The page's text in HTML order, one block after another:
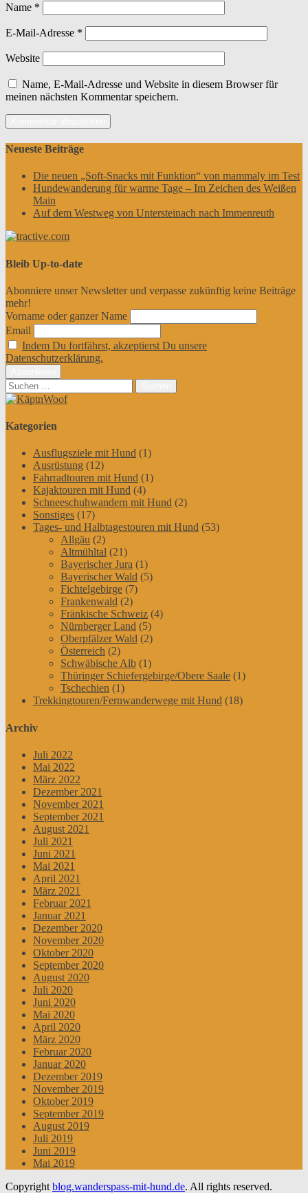
Name *
E-Mail-Adresse *
Website
Name, E-Mail-Adresse und Website in diesem Browser für
meinen nächsten Kommentar speichern.
Neueste Beiträge
Die neuen „Soft-Snacks mit Funktion“ von mammaly im Test
Hundewanderung für warme Tage – Im Zeichen des Weißen
Main
Auf dem Westweg von Untersteinach nach Immenreuth
Bleib Up-to-date
Abonniere unser Newsletter und verpasse zukünftig keine Beiträge
mehr!
Vorname oder ganzer Name
Email
Indem Du fortfährst, akzeptierst Du unsere
Datenschutzerklärung.
Suchen
nach:
Kategorien
Ausflugsziele mit Hund (1)
Ausrüstung (12)
Fahrradtouren mit Hund (1)
Kajaktouren mit Hund (4)
Schneeschuhwandern mit Hund (2)
Sonstiges (17)
Tages- und Halbtagestouren mit Hund (53)
Allgäu (2)
Altmühltal (21)
Bayerischer Jura (1)
Bayerischer Wald (5)
Fichtelgebirge (7)
Frankenwald (2)
Fränkische Schweiz (4)
Nürnberger Land (5)
Oberpfälzer Wald (2)
Österreich (2)
Schwäbische Alb (1)
Thüringer Schiefergebirge/Obere Saale (1)
Tschechien (1)
Trekkingtouren/Fernwanderwege mit Hund (18)
Archiv
Juli 2022
Mai 2022
März 2022
Dezember 2021
November 2021
September 2021
August 2021
Juli 2021
Juni 2021
Mai 2021
April 2021
März 2021
Februar 2021
Januar 2021
Dezember 2020
November 2020
Oktober 2020
September 2020
August 2020
Juli 2020
Juni 2020
Mai 2020
April 2020
März 2020
Februar 2020
Januar 2020
Dezember 2019
November 2019
Oktober 2019
September 2019
August 2019
Juli 2019
Juni 2019
Mai 2019
Copyright blog.wanderspass-mit-hund.de. All rights reserved.